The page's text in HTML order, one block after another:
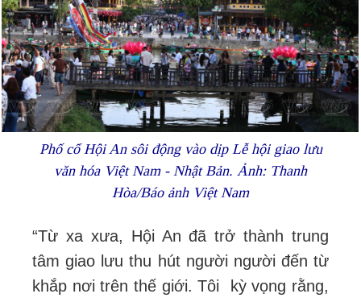
Phố cổ Hội An sôi động vào dịp Lễ hội giao lưu
văn hóa Việt Nam - Nhật Bản. Ảnh: Thanh
Hòa/Báo ảnh Việt Nam
“Từ xa xưa, Hội An đã trở thành trung
tâm giao lưu thu hút người người đến từ
khắp nơi trên thế giới. Tôi kỳ vọng rằng,